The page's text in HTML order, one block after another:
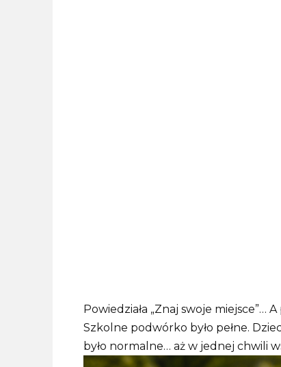
Powiedziała „Znaj swoje miejsce”…
Szkolne podwórko było pełne.
było normalne… aż w jednej chwili